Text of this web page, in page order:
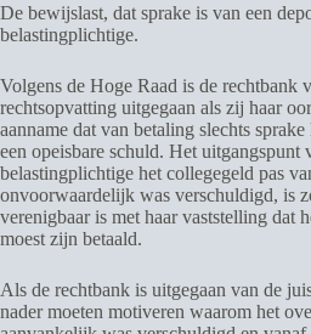
De bewijslast, dat sprake is van een
belastingplichtige.
Volgens de Hoge Raad is de rechtbank
rechtsopvatting uitgegaan als zij haar
aanname dat van betaling slechts
een opeisbare schuld. Het uitgangspunt
belastingplichtige het collegegeld pas
onvoorwaardelijk was verschuldigd, is
verenigbaar is met haar vaststelling dat
moest zijn betaald.
Als de rechtbank is uitgegaan van de
nader moeten motiveren waarom het